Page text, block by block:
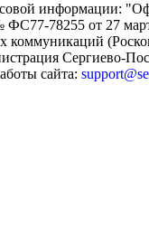
информации:
78255 от 27
Сергиево-
сайта: